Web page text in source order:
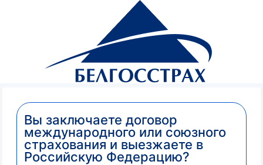
Белгосстрах, страховая компания
Пресс-
Новости
Вы заключаете договор
международного или союзного
страхования и выезжаете в
Российскую Федерацию?